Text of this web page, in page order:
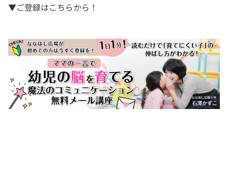
▼ご登録はこちらから！